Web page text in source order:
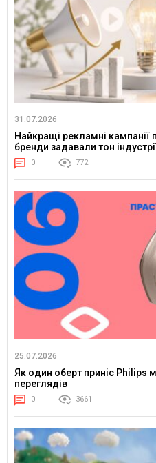
31.07.2026
Найкращі рекламні кампанії
бренди задавали тон
0 772
25.07.2026
Як один оберт приніс Philips
переглядів
0 3661